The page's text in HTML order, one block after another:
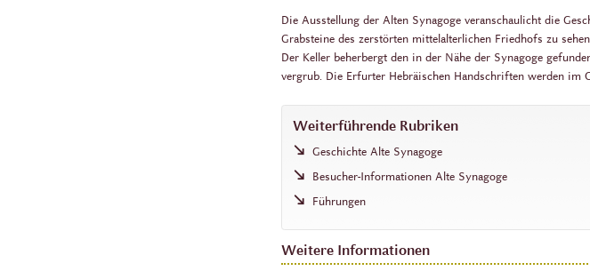
Die Ausstellung der Alten Synagoge veranschaulicht die
Grabsteine des zerstörten mittelalterlichen Friedhofs zu
Der Keller beherbergt den in der Nähe der Synagoge
vergrub. Die Erfurter Hebräischen Handschriften werden im
Weiterführende Rubriken
Geschichte Alte Synagoge
Besucher-Informationen Alte Synagoge
Führungen
Weitere Informationen